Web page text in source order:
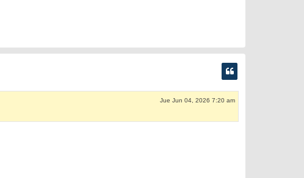
Jue Jun 04, 2026 7:20 am